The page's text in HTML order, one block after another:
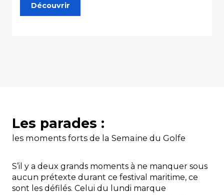
Découvrir
Les parades :
les moments forts de la Semaine du Golfe
S’il y a deux grands moments à ne manquer sous
aucun prétexte durant ce festival maritime, ce
sont les défilés. Celui du lundi marque